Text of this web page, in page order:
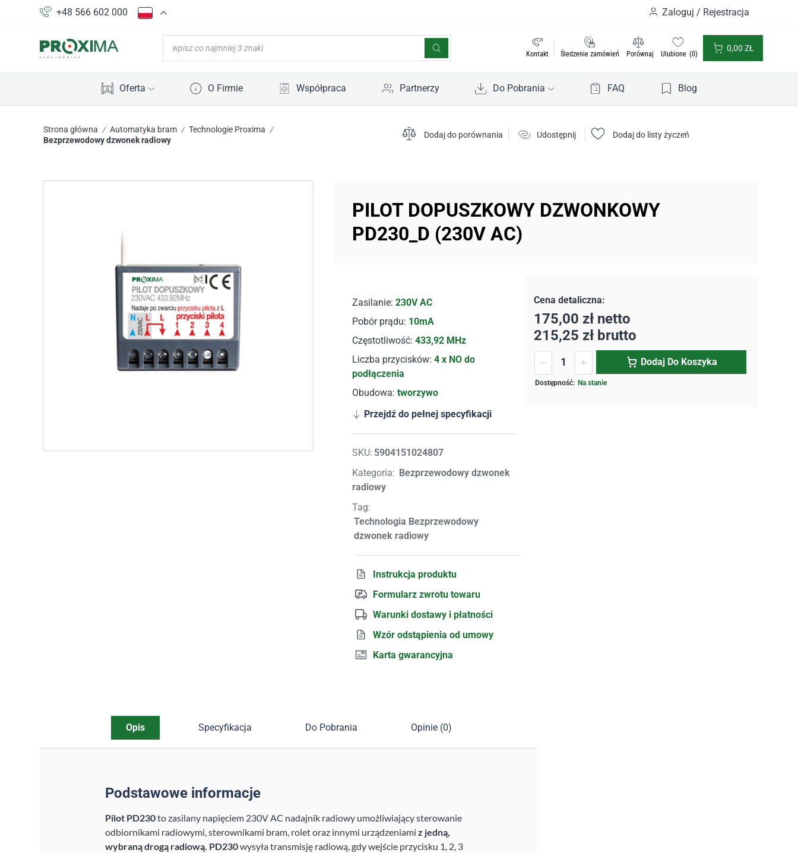
+48 566 602 000 Zaloguj / Rejestracja
Kontakt Śledzenie zamówień Porównaj Ulubione 0
0,00 ZŁ
Oferta O Firmie Współpraca Partnerzy Do Pobrania FAQ Blog
Strona główna / Automatyka bram / Technologie Proxima /
Bezprzewodowy dzwonek radiowy
Dodaj do porównania Udostępnij Dodaj do listy życzeń
PILOT DOPUSZKOWY DZWONKOWY
PD230_D (230V AC)
Zasilanie: 230V AC
Pobór prądu: 10mA
Częstotliwość: 433,92 MHz
Liczba przycisków: 4 x NO do
podłączenia
Obudowa: tworzywo
Przejdź do pełnej specyfikacji
SKU: 5904151024807
Kategoria: Bezprzewodowy dzwonek
radiowy
Tag:
Technologia Bezprzewodowy
dzwonek radiowy
Instrukcja produktu
Formularz zwrotu towaru
Warunki dostawy i płatności
Wzór odstąpienia od umowy
Karta gwarancyjna
175,00zł netto
215,25zł brutto
Na stanie
Dodaj Do Koszyka
Opis Specyfikacja Do Pobrania Opinie (0)
Podstawowe informacje
Pilot PD230to zasilany napięciem 230V AC nadajnik radiowy umożliwiający sterowanie
odbiornikami radiowymi, sterownikami bram, rolet oraz innymi urządzeniami z jedną,
wybraną drogą radiową. PD230wysyła transmisję radiową, gdy wejście przycisku 1, 2, 3